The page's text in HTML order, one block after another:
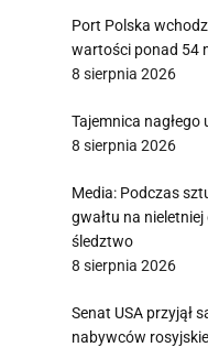
Port Polska
wartości ponad 54
8 sierpnia 2026
Tajemnica
8 sierpnia 2026
Media: Podczas
gwałtu na
śledztwo
8 sierpnia 2026
Senat USA przyjął
nabywców